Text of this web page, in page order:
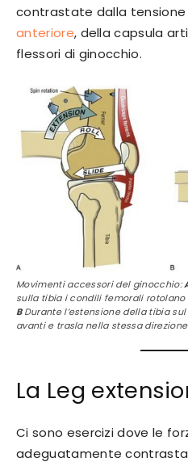
contrastate dalla tensione
anteriore, della capsula
flessori di ginocchio.
Movimenti accessori del ginocchio:
sulla tibia i condili femorali
BDurante l’estensione della tibia
avanti e trasla nella stessa
La Leg
Ci sono esercizi dove le
adeguatamente